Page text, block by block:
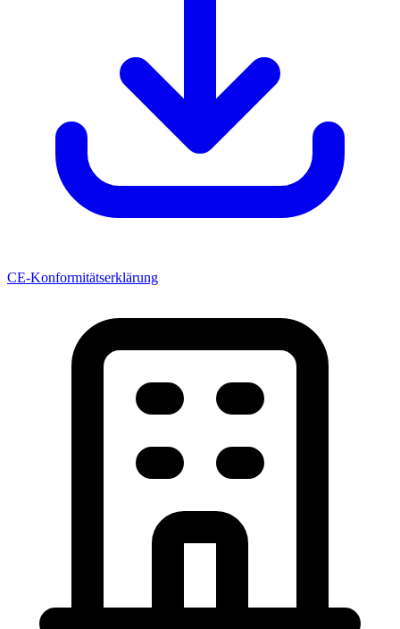
CE-Konformitätserklärung